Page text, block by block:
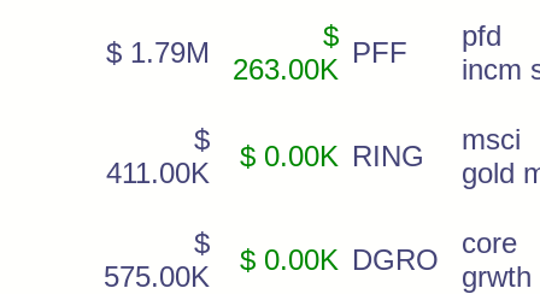
$ 1.79M
$
263.00K
PFF
pfd
incm
$
411.00K
$ 0.00K RING
gold
$
575.00K
$ 0.00K DGRO
grwth